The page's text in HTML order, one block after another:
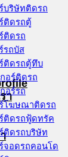
า
บริษัทติดรถ
ติดรถตู้
ติดรถ
รถบัส
ติดรถตู้ทึบ
อร์ติดรถ
อร์รถ
โฆษณาติดรถ
ติดรถฟู้ดทรัค
ติดรถบริษัท
จอดรถคอนโด